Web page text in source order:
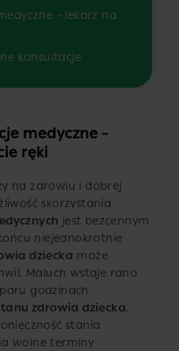
- lekarz na
konsultacje
medyczne –
ręki
na zdrowiu i dobrej
skorzystania
jest bezcennym
niejednokrotnie
dziecka może
Maluch wstaje rano
godzinach
zdrowia dziecka.
stania
wolne terminy